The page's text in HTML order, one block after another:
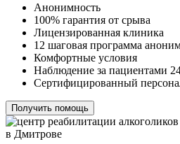
Анонимность
100% гарантия от срыва
Лицензированная клиника
12 шаговая программа
Комфортные условия
Наблюдение за пациентами
Сертифицированный
Получить помощь